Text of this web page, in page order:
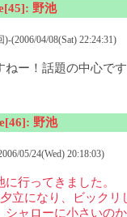
野池
(2006/04/08(Sat) 22:24:31)
ねー！話題の中心です
野池
05/24(Wed) 20:18:03)
行ってきました。
立になり、ビックリ
ャローに小さいの